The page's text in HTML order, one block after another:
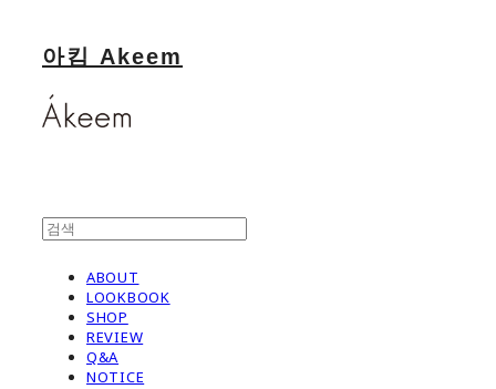
아킴 Akeem
ABOUT
LOOKBOOK
SHOP
REVIEW
Q&A
NOTICE